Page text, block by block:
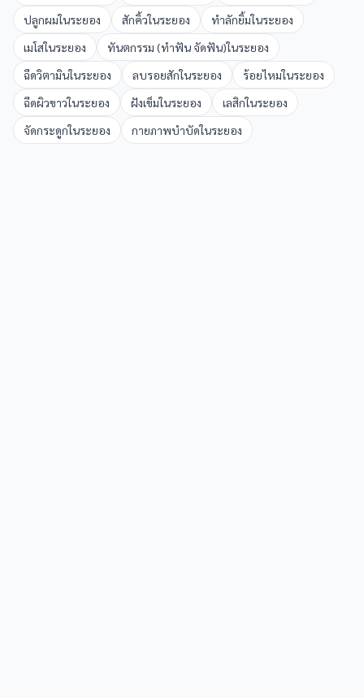
ปลูกผมในระยอง สักคิ้วในระยอง ทำลักยิ้มในระยอง
เมโสในระยอง ทันตกรรม (ทำฟัน จัดฟัน)ในระยอง
ฉีดวิตามินในระยอง ลบรอยสักในระยอง ร้อยไหมในระยอง
ฉีดผิวขาวในระยอง ฝังเข็มในระยอง เลสิกในระยอง
จัดกระดูกในระยอง กายภาพบำบัดในระยอง